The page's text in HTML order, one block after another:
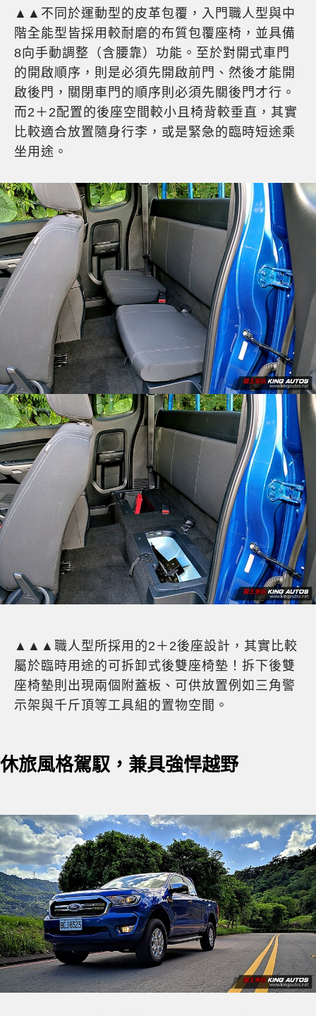
▲▲不同於運動型的皮革包覆，入門職人型與中
階全能型皆採用較耐磨的布質包覆座椅，並具備
8向手動調整（含腰靠）功能。至於對開式車門
的開啟順序，則是必須先開啟前門、然後才能開
啟後門，關閉車門的順序則必須先關後門才行。
而2＋2配置的後座空間較小且椅背較垂直，其實
比較適合放置隨身行李，或是緊急的臨時短途乘
坐用途。
▲▲▲職人型所採用的2＋2後座設計，其實比較
屬於臨時用途的可拆卸式後雙座椅墊！拆下後雙
座椅墊則出現兩個附蓋板、可供放置例如三角警
示架與千斤頂等工具組的置物空間。
休旅風格駕馭，兼具強悍越野